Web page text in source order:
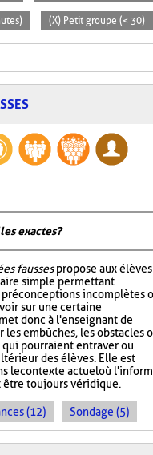
(X) Petit groupe (< 30)
exactes ?
faussespropose aux élèves
simple permettant
incomplètes
sur une certaine
donc à l'enseignant de
embûches, les obstacles
pourraient entraver ou
des élèves. Elle est
le contexte actuel où
être toujours véridique.
(12) Sondage (5)